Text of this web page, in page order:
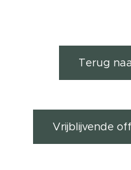
Terug
Vrijblijvende